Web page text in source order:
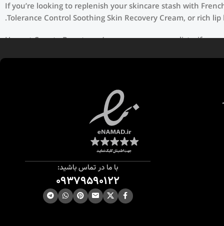
If you’re looking to replenish your skincare stash with
Tolerance Control Soothing Skin Recovery Cream, or rich
Here at Care to Beauty, we’re sunscreen evangelists: if
با ما در تماس باشید:
09379590122